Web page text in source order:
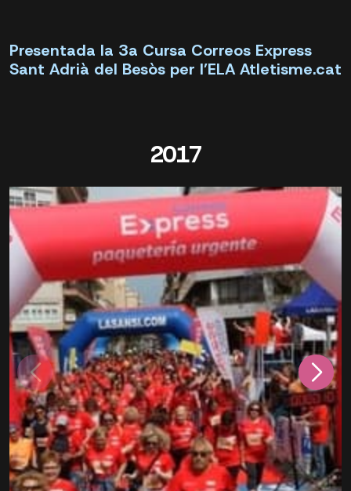
Presentada la 3a Cursa Correos Express
Sant Adrià del Besòs per l’ELA Atletisme.cat
2017